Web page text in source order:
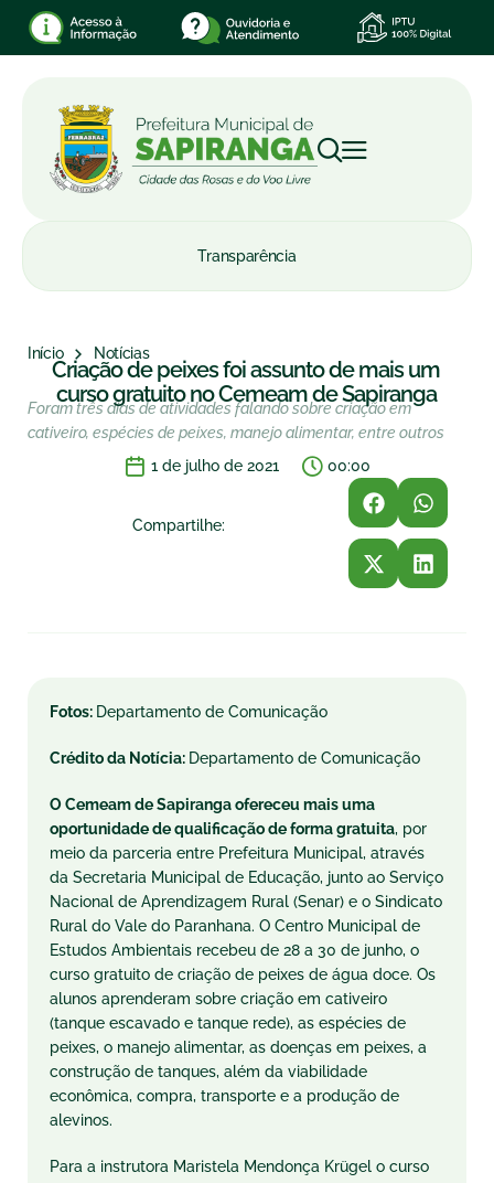
Transparência
Início Notícias
Criação de peixes foi assunto de mais um
curso gratuito no Cemeam de Sapiranga
Foram três dias de atividades falando sobre criação em
cativeiro, espécies de peixes, manejo alimentar, entre outros
1 de julho de 2021
00:00
Compartilhe:
Fotos: Departamento de Comunicação
Crédito da Notícia: Departamento de Comunicação
O Cemeam de Sapiranga ofereceu mais uma
oportunidade de qualificação de forma gratuita, por
meio da parceria entre Prefeitura Municipal, através
da Secretaria Municipal de Educação, junto ao Serviço
Nacional de Aprendizagem Rural (Senar) e o Sindicato
Rural do Vale do Paranhana. O Centro Municipal de
Estudos Ambientais recebeu de 28 a 30 de junho, o
curso gratuito de criação de peixes de água doce. Os
alunos aprenderam sobre criação em cativeiro
(tanque escavado e tanque rede), as espécies de
peixes, o manejo alimentar, as doenças em peixes, a
construção de tanques, além da viabilidade
econômica, compra, transporte e a produção de
alevinos.
Para a instrutora Maristela Mendonça Krügel o curso